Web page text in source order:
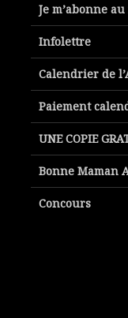
Je m’abonne
Infolettre
Calendrier de
Paiement
UNE COPIE
Bonne Maman
Concours